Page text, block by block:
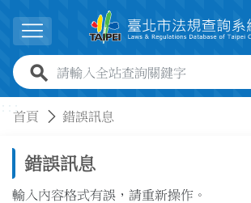
展開選單
全站查詢關鍵字欄位
:::
:::
首頁 錯誤訊息
錯誤訊息
輸入內容格式有誤，請重新操作。